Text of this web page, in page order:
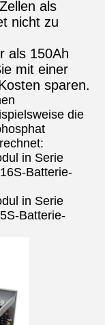
als
nicht zu
als 150Ah
mit einer
sparen.
die
in Serie
Batterie-
in Serie
Batterie-